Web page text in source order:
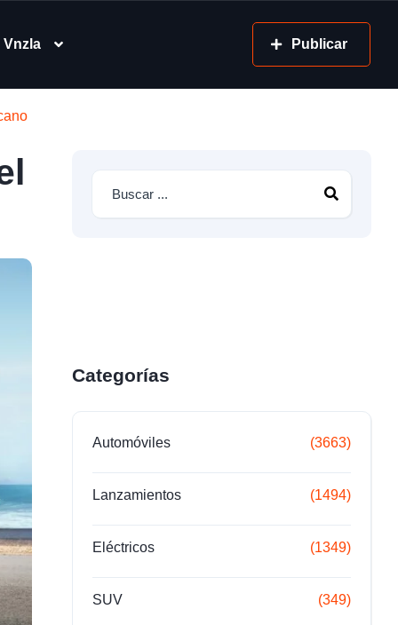
Vnzla Publicar
Categorías
Automóviles (3663)
Lanzamientos (1494)
Eléctricos (1349)
SUV (349)